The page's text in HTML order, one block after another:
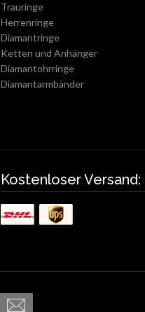
Trauringe
Herrenringe
Diamantringe
Ketten und Anhänger
Diamantohrringe
Diamantarmbänder
Kostenloser Versand: